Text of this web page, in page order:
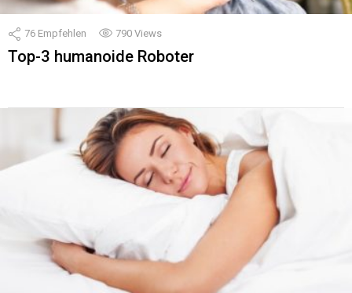
76 Empfehlen 790 Views
Top-3 humanoide Roboter